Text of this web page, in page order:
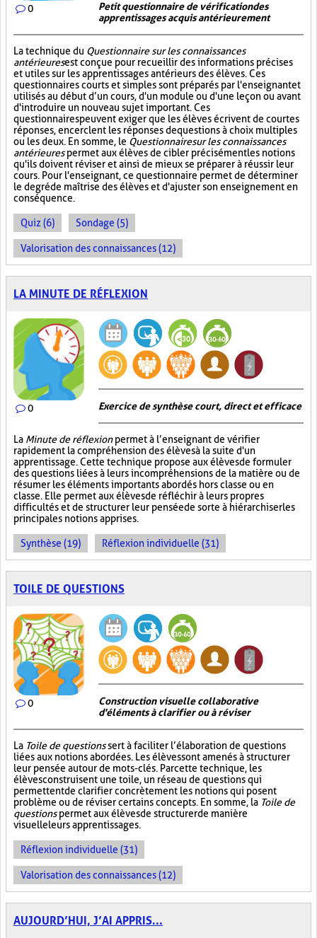
0
Petit questionnaire de vérification des
apprentissages acquis antérieurement
La technique du Questionnaire sur les connaissances
antérieuresest conçue pour recueillir des informations précises
et utiles sur les apprentissages antérieurs des élèves. Ces
questionnaires courts et simples sont préparés par l'enseignant et
utilisés au début d’un cours, d'un module ou d'une leçon ou avant
d'introduire un nouveau sujet important. Ces
questionnaires peuvent exiger que les élèves écrivent de courtes
réponses, encerclent les réponses de questions à choix multiples
ou les deux. En somme, le Questionnaire sur les connaissances
antérieurespermet aux élèves de cibler précisément les notions
qu'ils doivent réviser et ainsi de mieux se préparer à réussir leur
cours. Pour l'enseignant, ce questionnaire permet de déterminer
le degré de maîtrise des élèves et d'ajuster son enseignement en
conséquence.
Quiz (6) Sondage (5)
Valorisation des connaissances (12)
LA MINUTE DE RÉFLEXION
0 Exercice de synthèse court, direct et efficace
La Minute de réflexionpermet à l’enseignant de vérifier
rapidement la compréhension des élèves à la suite d'un
apprentissage. Cette technique propose aux élèves de formuler
des questions liées à leurs incompréhensions de la matière ou de
résumer les éléments importants abordés hors classe ou en
classe. Elle permet aux élèves de réfléchir à leurs propres
difficultés et de structurer leur pensée de sorte à hiérarchiser les
principales notions apprises.
Synthèse (19) Réflexion individuelle (31)
TOILE DE QUESTIONS
0
Construction visuelle collaborative
d'éléments à clarifier ou à réviser
La Toile de questionssert à faciliter l’élaboration de questions
liées aux notions abordées. Les élèves sont amenés à structurer
leur pensée autour de mots-clés. Par cette technique, les
élèves construisent une toile, un réseau de questions qui
permettent de clarifier concrètement les notions qui posent
problème ou de réviser certains concepts. En somme, la Toile de
questionspermet aux élèves de structurer de manière
visuelle leurs apprentissages.
Réflexion individuelle (31)
Valorisation des connaissances (12)
AUJOURD’HUI, J’AI APPRIS...